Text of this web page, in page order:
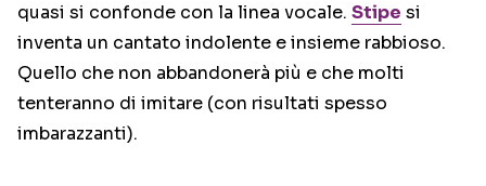
quasi si confonde con la linea vocale. Stipe si
inventa un cantato indolente e insieme rabbioso.
Quello che non abbandonerà più e che molti
tenteranno di imitare (con risultati spesso
imbarazzanti).